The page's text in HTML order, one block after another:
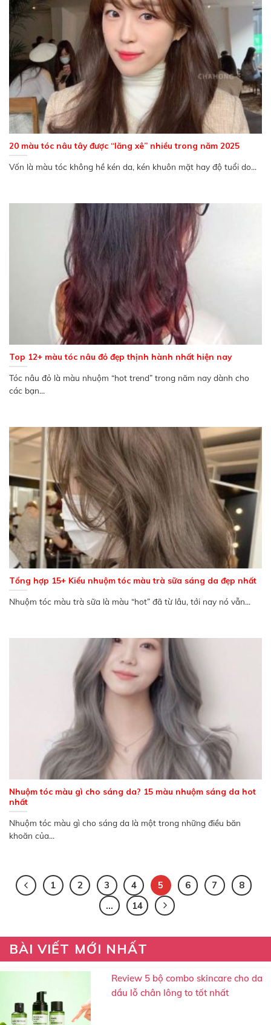
20 màu tóc nâu tây được “lăng xê” nhiều trong năm 2025
Vốn là màu tóc không hề kén da, kén khuôn mặt hay độ tuổi do...
Top 12+ màu tóc nâu đỏ đẹp thịnh hành nhất hiện nay
Tóc nâu đỏ là màu nhuộm “hot trend” trong năm nay dành cho
các bạn...
Tổng hợp 15+ Kiểu nhuộm tóc màu trà sữa sáng da đẹp nhất
Nhuộm tóc màu trà sữa là màu “hot” đã từ lâu, tới nay nó vẫn...
Nhuộm tóc màu gì cho sáng da? 15 màu nhuộm sáng da hot
nhất
Nhuộm tóc màu gì cho sáng da là một trong những điều băn
khoăn của...
1 2 3 4 5 6 7
8
…
14
BÀI VIẾT MỚI NHẤT
Review 5 bộ combo skincare cho da
dầu lỗ chân lông to tốt nhất